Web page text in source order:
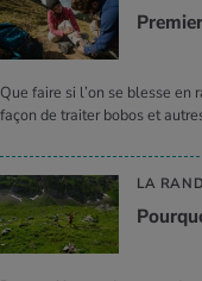
Que faire si l’on se blesse
façon de traiter bobos et
LA